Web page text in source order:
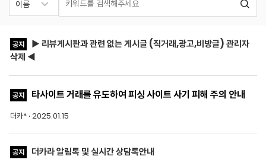
공지
▶ 리뷰게시판과 관련 없는 게시글 (직거래,광고,비방글) 관리자
삭제 ◀
공지 타사이트 거래를 유도하여 피싱 사이트 사기 피해 주의 안내
더카* · 2025.01.15
공지 더카라 알림톡 및 실시간 상담톡안내